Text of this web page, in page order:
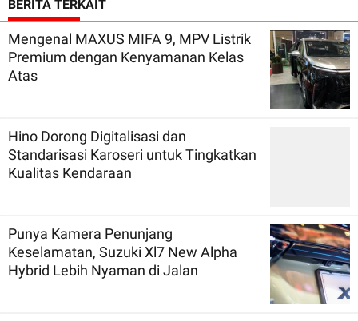
BERITA TERKAIT
Mengenal MAXUS MIFA 9, MPV Listrik
Premium dengan Kenyamanan Kelas
Atas
Hino Dorong Digitalisasi dan
Standarisasi Karoseri untuk Tingkatkan
Kualitas Kendaraan
Punya Kamera Penunjang
Keselamatan, Suzuki Xl7 New Alpha
Hybrid Lebih Nyaman di Jalan